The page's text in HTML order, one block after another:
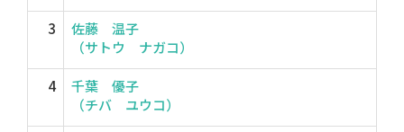
3
佐藤 温子
（サトウ ナガコ）
4
千葉 優子
（チバ ユウコ）